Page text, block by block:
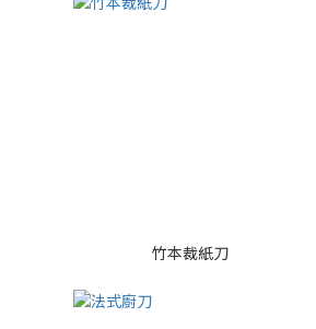
竹本裁紙刀